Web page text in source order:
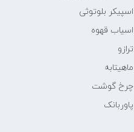
اسپیکر بلوتوثی
اسیاب قهوه
ترازو
ماهیتابه
چرخ گوشت
پاوربانک